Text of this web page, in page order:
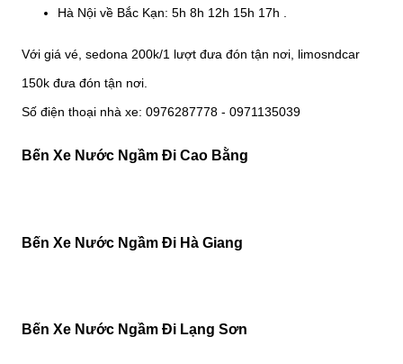
Hà Nội về Bắc Kạn: 5h 8h 12h 15h 17h .
Với giá vé, sedona 200k/1 lượt đưa đón tận nơi, limosndcar
150k đưa đón tận nơi.
Số điện thoại nhà xe: 0976287778 - 0971135039
Bến Xe Nước Ngầm Đi Cao Bằng
Bến Xe Nước Ngầm Đi Hà Giang
Bến Xe Nước Ngầm Đi Lạng Sơn